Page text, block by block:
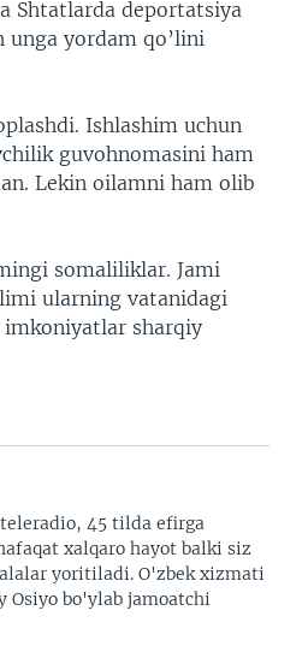
Shtatlarda deportatsiya
unga yordam qo’lini
Ishlashim uchun
guvohnomasini ham
Lekin oilamni ham olib
somaliliklar. Jami
ularning vatanidagi
sharqiy
45 tilda efirga
xalqaro hayot balki siz
yoritiladi. O'zbek xizmati
bo'ylab jamoatchi